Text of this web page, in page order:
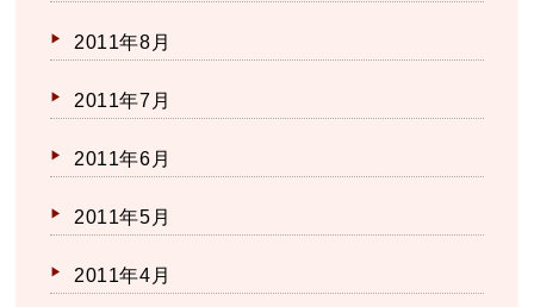
2011年8月
2011年7月
2011年6月
2011年5月
2011年4月